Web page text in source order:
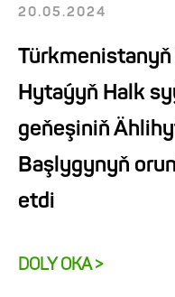
20.05.2024
Hytaýyň Halk
geňeşiniň
Başlygynyň
etdi
DOLY OKA >